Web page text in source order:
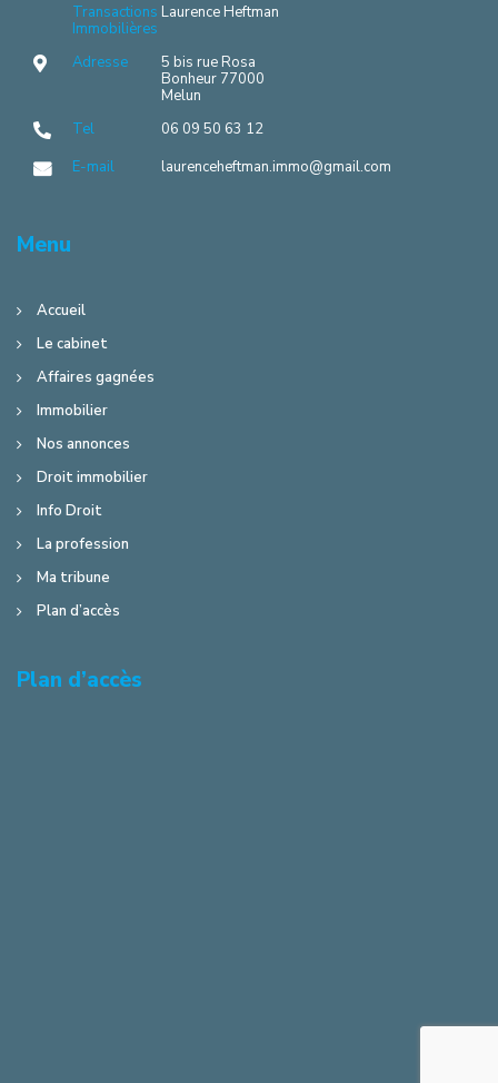
Transactions
Immobilières
Laurence Heftman
Adresse
5 bis rue Rosa
Bonheur 77000
Melun
Tel
06 09 50 63 12
E-mail
laurenceheftman.immo@gmail.com
Menu
Accueil
Le cabinet
Affaires gagnées
Immobilier
Nos annonces
Droit immobilier
Info Droit
La profession
Ma tribune
Plan d’accès
Plan d’accès